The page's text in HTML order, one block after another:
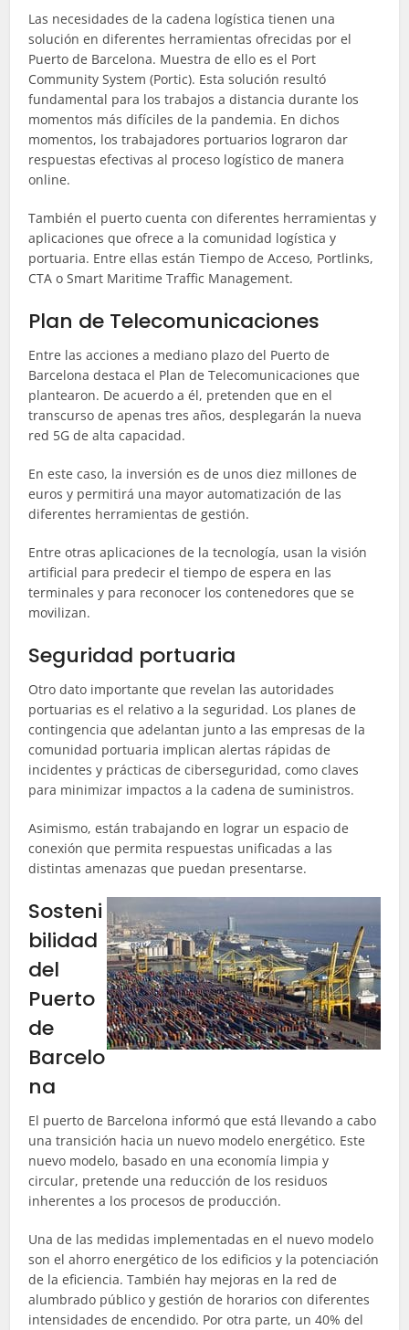
Las necesidades de la cadena logística tienen una
solución en diferentes herramientas ofrecidas por el
Puerto de Barcelona. Muestra de ello es el Port
Community System (Portic). Esta solución resultó
fundamental para los trabajos a distancia durante los
momentos más difíciles de la pandemia. En dichos
momentos, los trabajadores portuarios lograron dar
respuestas efectivas al proceso logístico de manera
online.
También el puerto cuenta con diferentes herramientas y
aplicaciones que ofrece a la comunidad logística y
portuaria. Entre ellas están Tiempo de Acceso, Portlinks,
CTA o Smart Maritime Traffic Management.
Plan de Telecomunicaciones
Entre las acciones a mediano plazo del Puerto de
Barcelona destaca el Plan de Telecomunicaciones que
plantearon. De acuerdo a él, pretenden que en el
transcurso de apenas tres años, desplegarán la nueva
red 5G de alta capacidad.
En este caso, la inversión es de unos diez millones de
euros y permitirá una mayor automatización de las
diferentes herramientas de gestión.
Entre otras aplicaciones de la tecnología, usan la visión
artificial para predecir el tiempo de espera en las
terminales y para reconocer los contenedores que se
movilizan.
Seguridad portuaria
Otro dato importante que revelan las autoridades
portuarias es el relativo a la seguridad. Los planes de
contingencia que adelantan junto a las empresas de la
comunidad portuaria implican alertas rápidas de
incidentes y prácticas de ciberseguridad, como claves
para minimizar impactos a la cadena de suministros.
Asimismo, están trabajando en lograr un espacio de
conexión que permita respuestas unificadas a las
distintas amenazas que puedan presentarse.
Sosteni
bilidad
del
Puerto
de
Barcelo
na
El puerto de Barcelona informó que está llevando a cabo
una transición hacia un nuevo modelo energético. Este
nuevo modelo, basado en una economía limpia y
circular, pretende una reducción de los residuos
inherentes a los procesos de producción.
Una de las medidas implementadas en el nuevo modelo
son el ahorro energético de los edificios y la potenciación
de la eficiencia. También hay mejoras en la red de
alumbrado público y gestión de horarios con diferentes
intensidades de encendido. Por otra parte, un 40% del